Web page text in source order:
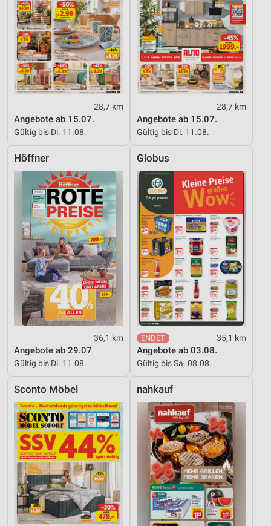
28,7 km
Angebote ab 15.07.
Gültig bis Di. 11.08.
28,7 km
Angebote ab 15.07.
Gültig bis Di. 11.08.
Höffner
36,1 km
Angebote ab 29.07
Gültig bis Di. 11.08.
Globus
35,1 km
Angebote ab 03.08.
Gültig bis Sa. 08.08.
Sconto Möbel nahkauf